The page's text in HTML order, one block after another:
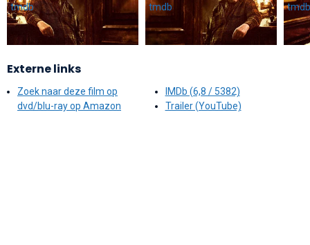
Externe links
Zoek naar deze film op
dvd/blu-ray op Amazon
IMDb (6,8 / 5382)
Trailer (YouTube)